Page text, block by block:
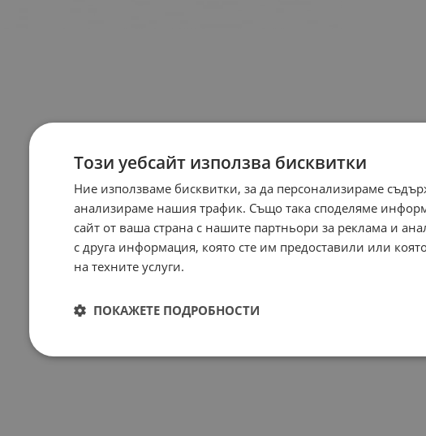
Този уебсайт използва бисквитки
Ние използваме бисквитки, за да персонализираме
анализираме нашия трафик. Също така споделяме
сайт от ваша страна с нашите партньори за реклама и
с друга информация, която сте им предоставили или
на техните услуги.
ПОКАЖЕТЕ ПОДРОБНОСТИ